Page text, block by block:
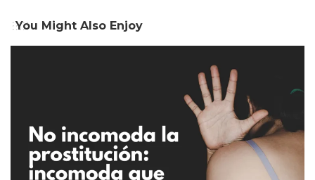
You Might Also Enjoy